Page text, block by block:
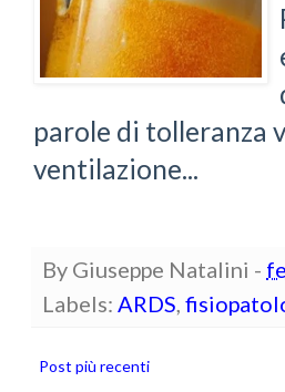
parole di tolleranza
ventilazione...
By Giuseppe Natalini -
Labels: ARDS,
Post più recenti